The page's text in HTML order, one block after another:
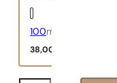
100ml
38,00